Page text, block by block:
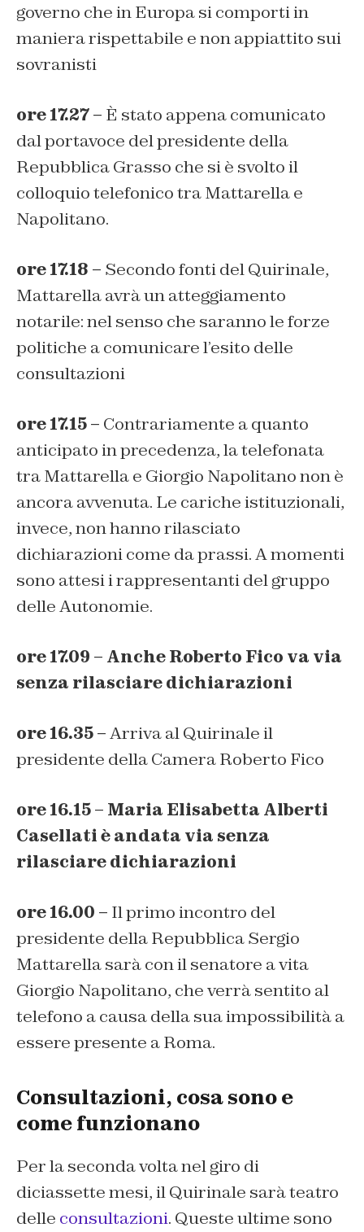
governo che in Europa si comporti in
maniera rispettabile e non appiattito sui
sovranisti
ore 17.27 – È stato appena comunicato
dal portavoce del presidente della
Repubblica Grasso che si è svolto il
colloquio telefonico tra Mattarella e
Napolitano.
ore 17.18 – Secondo fonti del Quirinale,
Mattarella avrà un atteggiamento
notarile: nel senso che saranno le forze
politiche a comunicare l’esito delle
consultazioni
ore 17.15 – Contrariamente a quanto
anticipato in precedenza, la telefonata
tra Mattarella e Giorgio Napolitano non è
ancora avvenuta. Le cariche istituzionali,
invece, non hanno rilasciato
dichiarazioni come da prassi. A momenti
sono attesi i rappresentanti del gruppo
delle Autonomie.
ore 17.09 – Anche Roberto Fico va via
senza rilasciare dichiarazioni
ore 16.35 –Arriva al Quirinale il
presidente della Camera Roberto Fico
ore 16.15 – Maria Elisabetta Alberti
Casellati è andata via senza
rilasciare dichiarazioni
ore 16.00 – Il primo incontro del
presidente della Repubblica Sergio
Mattarella sarà con il senatore a vita
Giorgio Napolitano, che verrà sentito al
telefono a causa della sua impossibilità a
essere presente a Roma.
Consultazioni, cosa sono e
come funzionano
Per la seconda volta nel giro di
diciassette mesi, il Quirinale sarà teatro
delle consultazioni. Queste ultime sono